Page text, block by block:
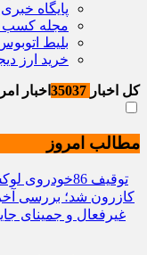
پایگاه
مجله کسب
بلیط
خرید ارز
کل اخبار اخبار
مطالب امروز
توقیف 86خودروی لوکس، 187 قطعه زمین و 86 آپارتمان تراستی‌ها
کازرون شد؛ بررسی
غیرفعال و جمینای